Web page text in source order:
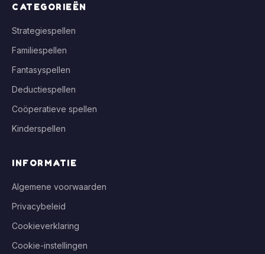
CATEGORIEËN
Strategiespellen
Familiespellen
Fantasyspellen
Deductiespellen
Coöperatieve spellen
Kinderspellen
INFORMATIE
Algemene voorwaarden
Privacybeleid
Cookieverklaring
Cookie-instellingen